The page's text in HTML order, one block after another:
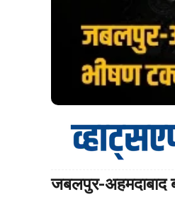
जबलपुर-अहमदाबाद